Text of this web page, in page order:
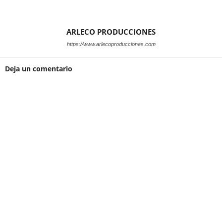
ARLECO PRODUCCIONES
https://www.arlecoproducciones.com
Deja un comentario